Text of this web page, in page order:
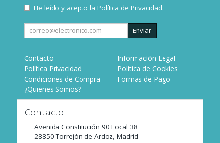
He leído y acepto la Política de Privacidad.
Enviar
Contacto
Información Legal
Política Privacidad
Política de Cookies
Condiciones de Compra
Formas de Pago
¿Quienes Somos?
Contacto
Avenida Constitución 90 Local 38
28850 Torrejón de Ardoz, Madrid